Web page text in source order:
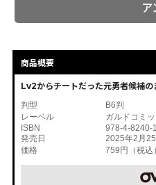
ア
商品概要
Lv2からチートだった元勇者候補の
判型
B6判
レーベル
ガルドコミ
ISBN
978-4-8240-
発売日
2025年2月
価格
759円（税込）